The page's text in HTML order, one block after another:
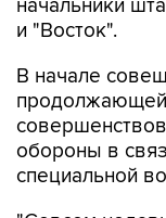
В начале
обороны в
специальной
"Совсем